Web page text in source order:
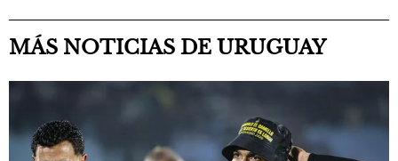
MÁS NOTICIAS DE URUGUAY